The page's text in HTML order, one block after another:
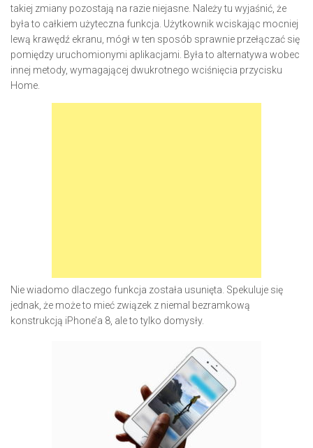
takiej zmiany pozostają na razie niejasne. Należy tu wyjaśnić, że
była to całkiem użyteczna funkcja. Użytkownik wciskając mocniej
lewą krawędź ekranu, mógł w ten sposób sprawnie przełączać się
pomiędzy uruchomionymi aplikacjami. Była to alternatywa wobec
innej metody, wymagającej dwukrotnego wciśnięcia przycisku
Home.
Nie wiadomo dlaczego funkcja została usunięta. Spekuluje się
jednak, że może to mieć związek z niemal bezramkową
konstrukcją iPhone’a 8, ale to tylko domysły.